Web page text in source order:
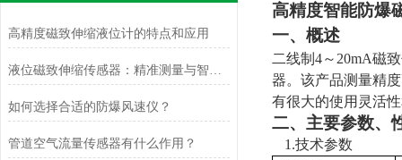
高精度磁致伸缩液位计的特点和应用
液位磁致伸缩传感器：精准测量与智能应用
如何选择合适的防爆风速仪？
管道空气流量传感器有什么作用？
高精度智能防爆
一、概述
二线制 4～ 20mA磁
器。该产品测量精
有很大的使用灵活
二、主要参数、
1.技术参数